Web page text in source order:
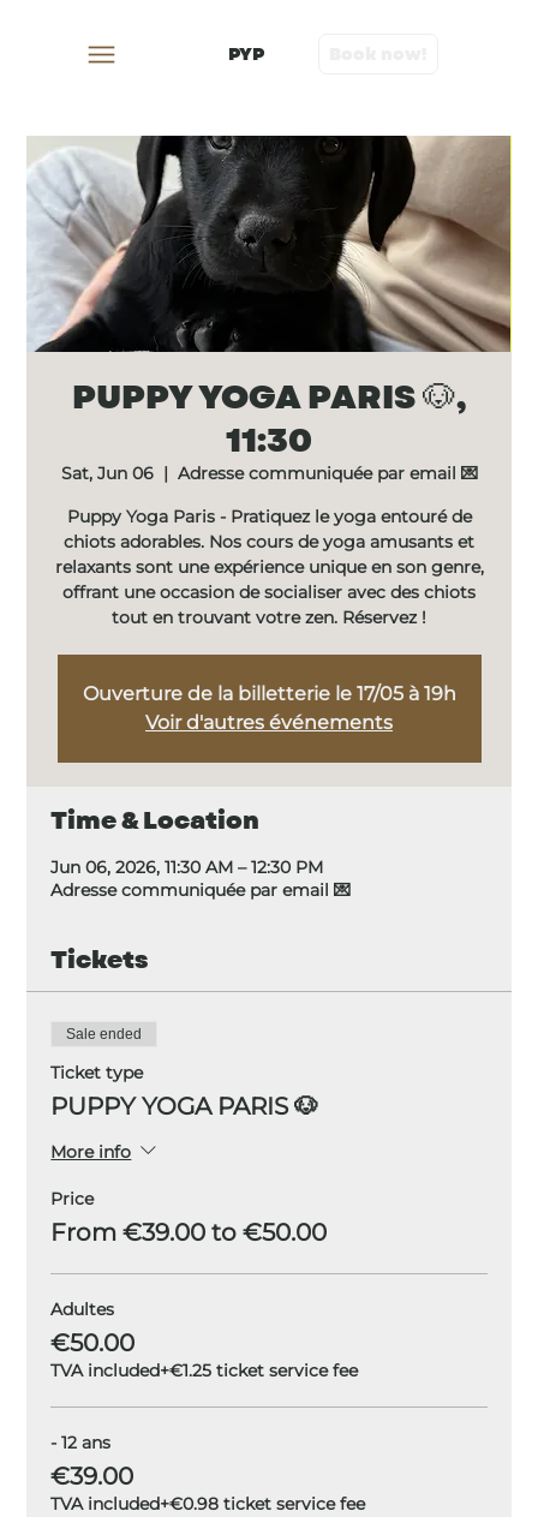
PYP
PUPPY YOGA PARIS 🐶,
11:30
Sat, Jun 06
  |
Adresse communiquée par email 💌
Puppy Yoga Paris - Pratiquez le yoga entouré de
chiots adorables. Nos cours de yoga amusants et
relaxants sont une expérience unique en son genre,
offrant une occasion de socialiser avec des chiots
tout en trouvant votre zen. Réservez !
Ouverture de la billetterie le 17/05 à 19h
Voir d'autres événements
Time & Location
Jun 06, 2026, 11:30 AM – 12:30 PM
Adresse communiquée par email 💌
Tickets
Sale ended
Ticket type
PUPPY YOGA PARIS 🐶
More info
Price
From €39.00 to €50.00
Adultes
€50.00
TVA included+€1.25 ticket service fee
- 12 ans
€39.00
TVA included+€0.98 ticket service fee